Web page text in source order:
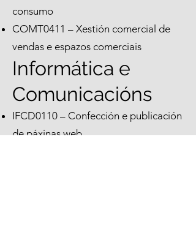
consumo
COMT0411 – Xestión comercial de
vendas e espazos comerciais
Informática e
Comunicacións
IFCD0110 – Confección e publicación
de páxinas web